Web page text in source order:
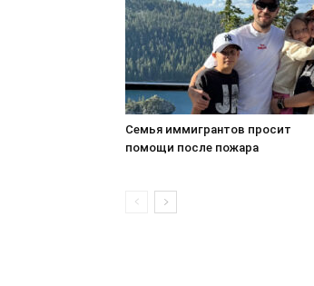
Семья иммигрантов просит
помощи после пожара